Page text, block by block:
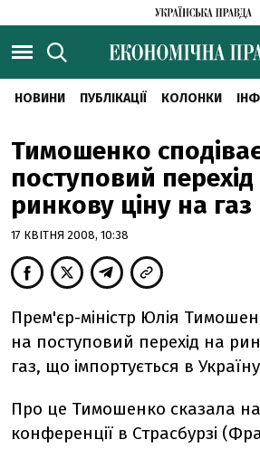
НОВИНИ ПУБЛІКАЦІЇ КОЛОНКИ
Тимошенко
поступовий
ринкову ціну на газ
17 КВІТНЯ 2008, 10:38
Прем'єр-міністр Юлія
на поступовий перехід на
газ, що імпортується в
Про це Тимошенко сказала
конференції в Страсбурзі